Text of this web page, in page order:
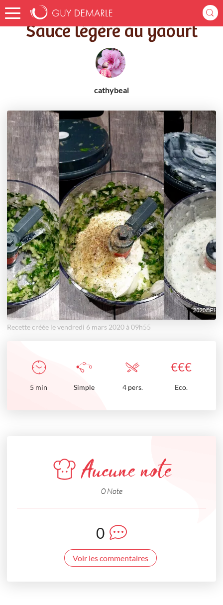
Accueil Recettes Sauce légère au yaourt
Sauce légère au yaourt
cathybeal
Recette créée le vendredi 6 mars 2020 à 09h55
€€€
5 min Simple 4 pers. Eco.
Aucune note
0 Note
0
Voir les commentaires